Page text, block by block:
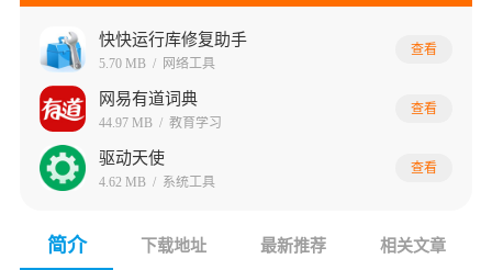
快快运行库修复助手
5.70 MB / 网络工具
查看
网易有道词典
44.97 MB / 教育学习
查看
驱动天使
4.62 MB / 系统工具
查看
简介 下载地址 最新推荐 相关文章